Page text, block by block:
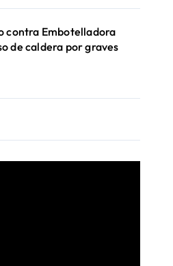
contra Embotelladora
de caldera por graves